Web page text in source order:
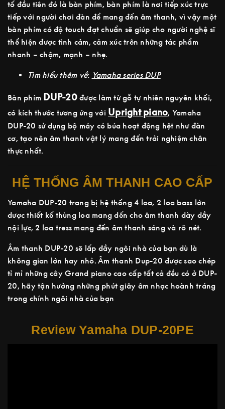
tố đầu tiên đó là bàn phím, bàn phím là nơi tiếp xúc trực
tiếp với người chơi đàn để mang đến âm thanh, vì vậy một
bàn phím có độ touch đạt chuẩn sẽ giúp cho người nghệ sĩ
thể hiện được tình cảm, cảm xúc trên những tác phẩm
nhanh – chậm, mạnh – nhẹ.
Tìm hiểu thêm về: Yamaha series DUP
Bàn phím DUP-20được làm từ gỗ tự nhiên nguyên khối,
có kích thước tương ứng với Upright piano, Yamaha
DUP-20 sử dụng bộ máy có búa hoạt động hệt như đàn
cơ, tạo nên âm thanh vật lý mang đến trải nghiệm chân
thực nhất.
HỆ THỐNG ÂM THANH CAO CẤP
Yamaha DUP-20 trang bị hệ thống 4 loa, 2 loa bass lớn
được thiết kế thùng loa mang đến cho âm thanh dày đầy
nội lực, 2 loa tress mang đến âm thanh sáng và rõ nét.
Âm thanh DUP-20 sẽ lấp đầy ngôi nhà của bạn dù là
không gian lớn hay nhỏ. Âm thanh Dup-20 được sao chép
tỉ mỉ những cây Grand piano cao cấp tất cả đều có ở DUP-
20, hãy tận hưởng những phút giây âm nhạc hoành tráng
trong chính ngôi nhà của bạn
Review Yamaha DUP-20PE